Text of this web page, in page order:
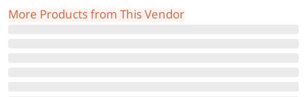
More Products from This Vendor